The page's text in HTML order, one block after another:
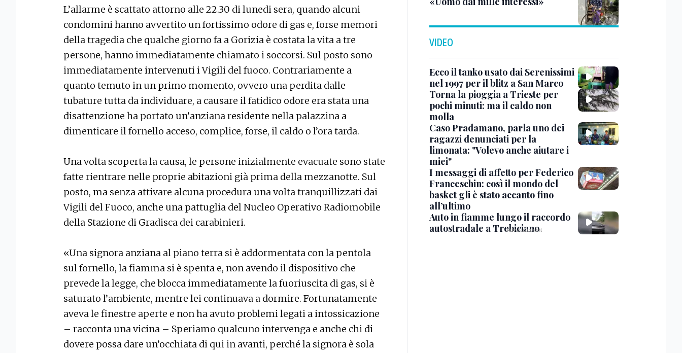
L’allarme è scattato attorno alle 22.30 di lunedi sera, quando alcuni
condomini hanno avvertito un fortissimo odore di gas e, forse memori
della tragedia che qualche giorno fa a Gorizia è costata la vita a tre
persone, hanno immediatamente chiamato i soccorsi. Sul posto sono
immediatamente intervenuti i Vigili del fuoco. Contrariamente a
quanto temuto in un primo momento, ovvero una perdita dalle
tubature tutta da individuare, a causare il fatidico odore era stata una
disattenzione ha portato un’anziana residente nella palazzina a
dimenticare il fornello acceso, complice, forse, il caldo o l’ora tarda.
Una volta scoperta la causa, le persone inizialmente evacuate sono state
fatte rientrare nelle proprie abitazioni già prima della mezzanotte. Sul
posto, ma senza attivare alcuna procedura una volta tranquillizzati dai
Vigili del Fuoco, anche una pattuglia del Nucleo Operativo Radiomobile
della Stazione di Gradisca dei carabinieri.
«Una signora anziana al piano terra si è addormentata con la pentola
sul fornello, la fiamma si è spenta e, non avendo il dispositivo che
prevede la legge, che blocca immediatamente la fuoriuscita di gas, si è
saturato l’ambiente, mentre lei continuava a dormire. Fortunatamente
aveva le finestre aperte e non ha avuto problemi legati a intossicazione
– racconta una vicina – Speriamo qualcuno intervenga e anche chi di
dovere possa dare un’occhiata di qui in avanti, perché la signora è sola
VIDEO
Ecco il tanko usato dai Serenissimi
nel 1997 per il blitz a San Marco
Torna la pioggia a Trieste per
pochi minuti: ma il caldo non
molla
Caso Pradamano, parla uno dei
ragazzi denunciati per la
limonata: "Volevo anche aiutare i
miei"
I messaggi di affetto per Federico
Franceschin: così il mondo del
basket gli è stato accanto fino
all’ultimo
Auto in fiamme lungo il raccordo
autostradale a Trebiciano